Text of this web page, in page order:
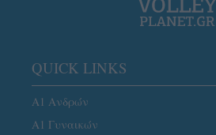
QUICK LINKS
Α1 Ανδρών
Α1 Γυναικών